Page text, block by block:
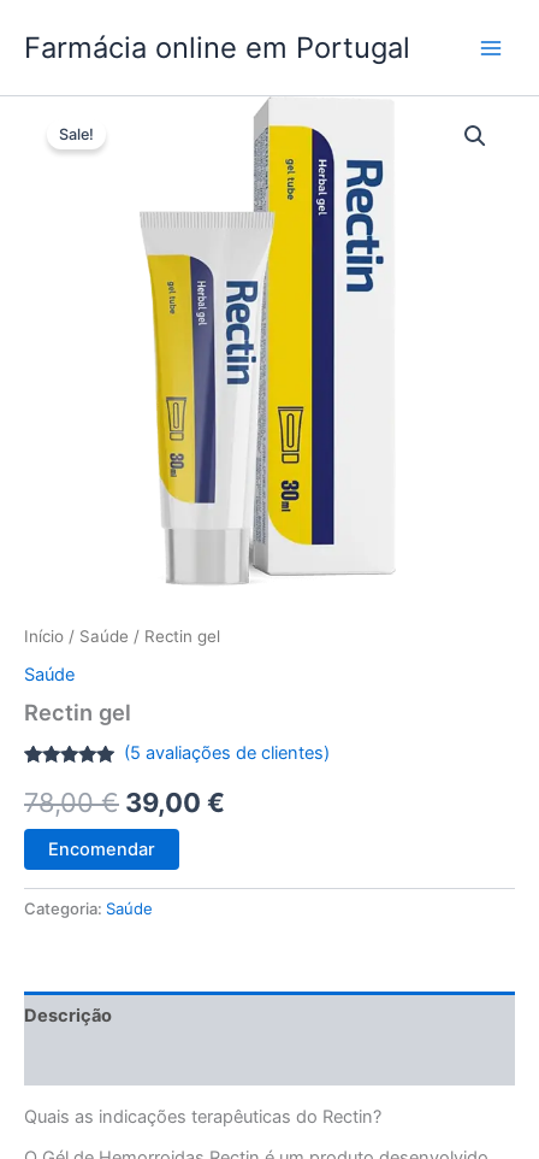
Farmácia online em Portugal
Sale!
Início / Saúde / Rectin gel
Saúde
Rectin gel
com 4.75
em 5 com
base em
classificações
de
(5 avaliações de clientes)
78,00€ O
preço
original
39,00 €
atual
Encomendar
Categoria: Saúde
Descrição
Quais as indicações terapêuticas do Rectin?